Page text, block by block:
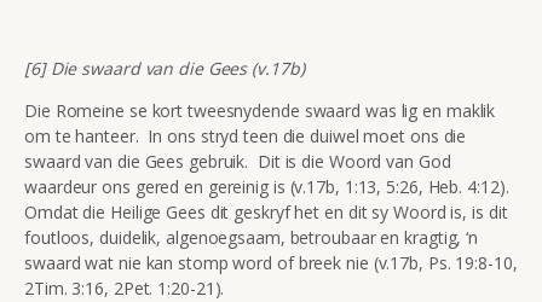
[6] Die swaard van die Gees (v.17b)
Die Romeine se kort tweesnydende swaard was lig en maklik
om te hanteer. In ons stryd teen die duiwel moet ons die
swaard van die Gees gebruik. Dit is die Woord van God
waardeur ons gered en gereinig is (v.17b, 1:13, 5:26, Heb. 4:12).
Omdat die Heilige Gees dit geskryf het en dit sy Woord is, is dit
foutloos, duidelik, algenoegsaam, betroubaar en kragtig, ‘n
swaard wat nie kan stomp word of breek nie (v.17b, Ps. 19:8-10,
2Tim. 3:16, 2Pet. 1:20-21).